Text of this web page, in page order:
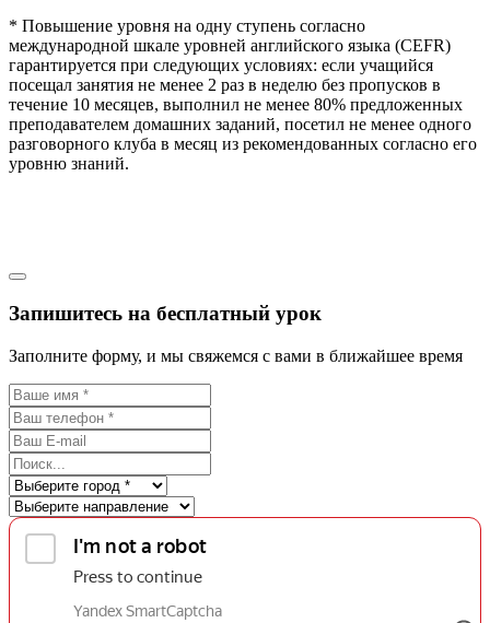
* Повышение уровня на одну ступень согласно
международной шкале уровней английского языка (CEFR)
гарантируется при следующих условиях: если учащийся
посещал занятия не менее 2 раз в неделю без пропусков в
течение 10 месяцев, выполнил не менее 80% предложенных
преподавателем домашних заданий, посетил не менее одного
разговорного клуба в месяц из рекомендованных согласно его
уровню знаний.
Запишитесь на бесплатный урок
Заполните форму, и мы свяжемся с вами в ближайшее время